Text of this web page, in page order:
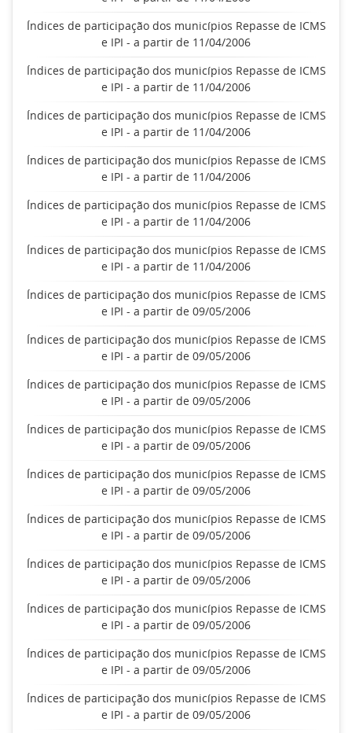
Índices de participação dos municípios Repasse de ICMS
e IPI - a partir de 11/04/2006
Índices de participação dos municípios Repasse de ICMS
e IPI - a partir de 11/04/2006
Índices de participação dos municípios Repasse de ICMS
e IPI - a partir de 11/04/2006
Índices de participação dos municípios Repasse de ICMS
e IPI - a partir de 11/04/2006
Índices de participação dos municípios Repasse de ICMS
e IPI - a partir de 11/04/2006
Índices de participação dos municípios Repasse de ICMS
e IPI - a partir de 11/04/2006
Índices de participação dos municípios Repasse de ICMS
e IPI - a partir de 09/05/2006
Índices de participação dos municípios Repasse de ICMS
e IPI - a partir de 09/05/2006
Índices de participação dos municípios Repasse de ICMS
e IPI - a partir de 09/05/2006
Índices de participação dos municípios Repasse de ICMS
e IPI - a partir de 09/05/2006
Índices de participação dos municípios Repasse de ICMS
e IPI - a partir de 09/05/2006
Índices de participação dos municípios Repasse de ICMS
e IPI - a partir de 09/05/2006
Índices de participação dos municípios Repasse de ICMS
e IPI - a partir de 09/05/2006
Índices de participação dos municípios Repasse de ICMS
e IPI - a partir de 09/05/2006
Índices de participação dos municípios Repasse de ICMS
e IPI - a partir de 09/05/2006
Índices de participação dos municípios Repasse de ICMS
e IPI - a partir de 09/05/2006